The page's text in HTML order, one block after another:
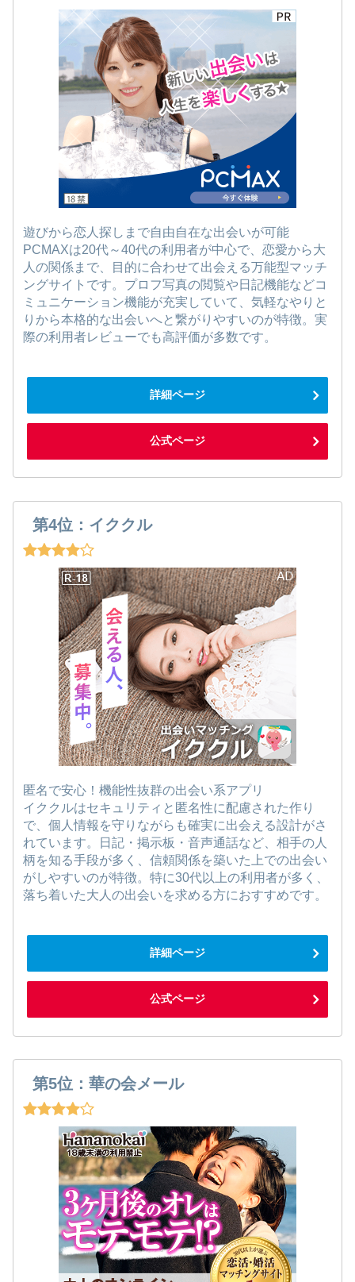
遊びから恋人探しまで自由自在な出会いが可能
PCMAXは20代～40代の利用者が中心で、恋愛から大
人の関係まで、目的に合わせて出会える万能型マッチ
ングサイトです。プロフ写真の閲覧や日記機能などコ
ミュニケーション機能が充実していて、気軽なやりと
りから本格的な出会いへと繋がりやすいのが特徴。実
際の利用者レビューでも高評価が多数です。
詳細ページ
公式ページ
第4位：イククル
匿名で安心！機能性抜群の出会い系アプリ
イククルはセキュリティと匿名性に配慮された作り
で、個人情報を守りながらも確実に出会える設計がさ
れています。日記・掲示板・音声通話など、相手の人
柄を知る手段が多く、信頼関係を築いた上での出会い
がしやすいのが特徴。特に30代以上の利用者が多く、
落ち着いた大人の出会いを求める方におすすめです。
詳細ページ
公式ページ
第5位：華の会メール